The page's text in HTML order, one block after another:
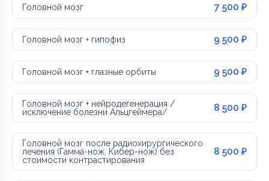
Головной мозг 7 500 ₽
Головной мозг + гипофиз 9 500 ₽
Головной мозг + глазные орбиты 9 500 ₽
Головной мозг + нейродегенерация /
исключение болезни Альцгеймера/
8 500 ₽
Головной мозг после радиохирургического
лечения (Гамма-нож, Кибер-нож) без
стоимости контрастирования
8 500 ₽